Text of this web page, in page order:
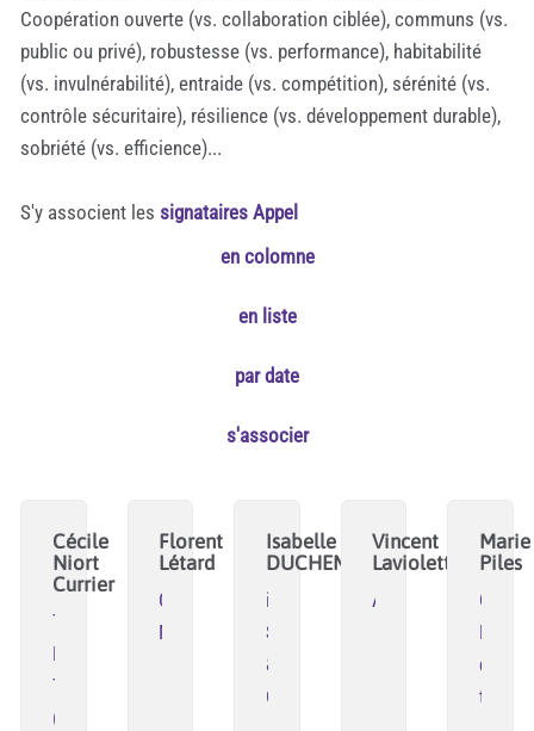
Coopération ouverte (vs. collaboration ciblée), communs (vs.
public ou privé), robustesse (vs. performance), habitabilité
(vs. invulnérabilité), entraide (vs. compétition), sérénité (vs.
contrôle sécuritaire), résilience (vs. développement durable),
sobriété (vs. efficience)...
S'y associent les signataires Appel
en colomne
en liste
par date
s'associer
Cécile
Niort
Currier
TAMM
HA
TAMM
(CAE
Florent
Létard
Coopérative
Noriap
Isabelle
DUCHEMIN
iD
Stratégies
&
Organisation
Vincent
Laviolette
Adrets
Marie
Piles
Cae
Mine
de
talents